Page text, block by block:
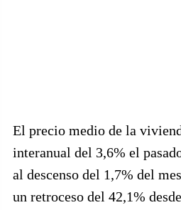
El precio medio de la
interanual del 3,6% el
al descenso del 1,7% del
un retroceso del 42,1%